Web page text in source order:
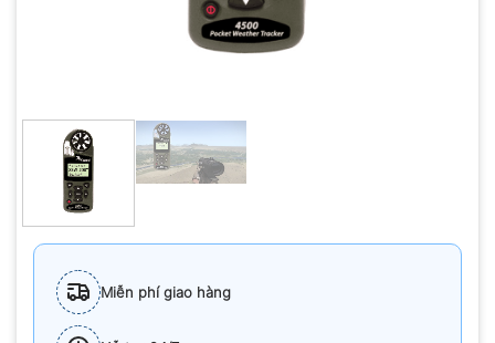
Miễn phí giao hàng